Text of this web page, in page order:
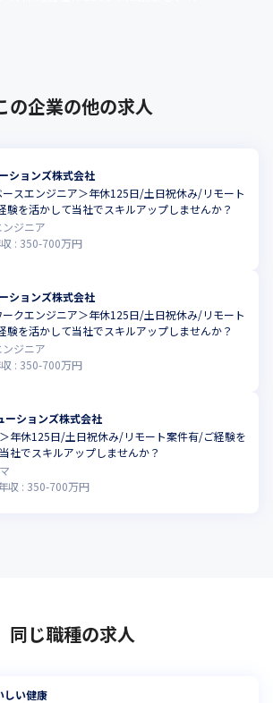
の企業の他の求人
ションズ株式会社
ースエンジニア＞年休125日/土日祝休み/リモート
験を活かして当社でスキルアップしませんか？
ジニア
: 350-700万円
ションズ株式会社
ークエンジニア＞年休125日/土日祝休み/リモート
験を活かして当社でスキルアップしませんか？
ジニア
: 350-700万円
ーションズ株式会社
年休125日/土日祝休み/リモート案件有/ご経験を
社でスキルアップしませんか？
収 : 350-700万円
同じ職種の求人
しい健康